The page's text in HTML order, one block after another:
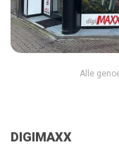
Alle
DIGIMAXX